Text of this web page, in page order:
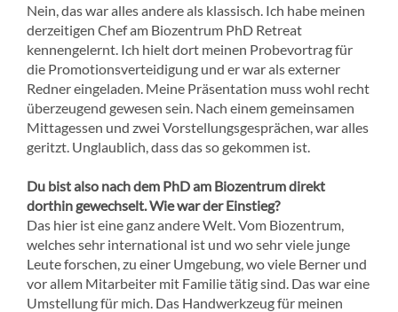
Nein, das war alles andere als klassisch. Ich habe meinen
derzeitigen Chef am Biozentrum PhD Retreat
kennengelernt. Ich hielt dort meinen Probevortrag für
die Promotionsverteidigung und er war als externer
Redner eingeladen. Meine Präsentation muss wohl recht
überzeugend gewesen sein. Nach einem gemeinsamen
Mittagessen und zwei Vorstellungsgesprächen, war alles
geritzt. Unglaublich, dass das so gekommen ist.
Du bist also nach dem PhD am Biozentrum direkt
dorthin gewechselt. Wie war der Einstieg?
Das hier ist eine ganz andere Welt. Vom Biozentrum,
welches sehr international ist und wo sehr viele junge
Leute forschen, zu einer Umgebung, wo viele Berner und
vor allem Mitarbeiter mit Familie tätig sind. Das war eine
Umstellung für mich. Das Handwerkzeug für meinen